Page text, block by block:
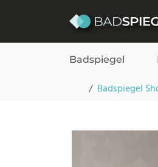
Badspiegel
Startseite
Badspiegel
Badspiegel mit